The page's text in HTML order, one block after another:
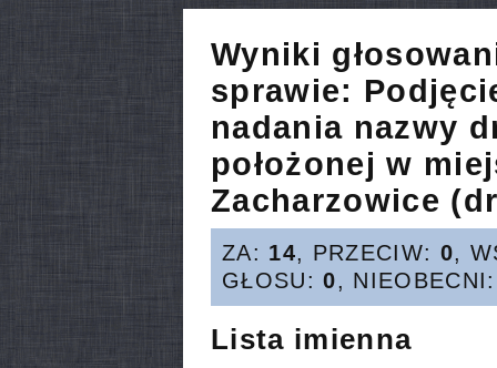
Wyniki
sprawie:
nadania nazwy
położonej w
Zacharzowice
ZA: 14, PRZECIW: 0,
GŁOSU:0,
Lista imienna